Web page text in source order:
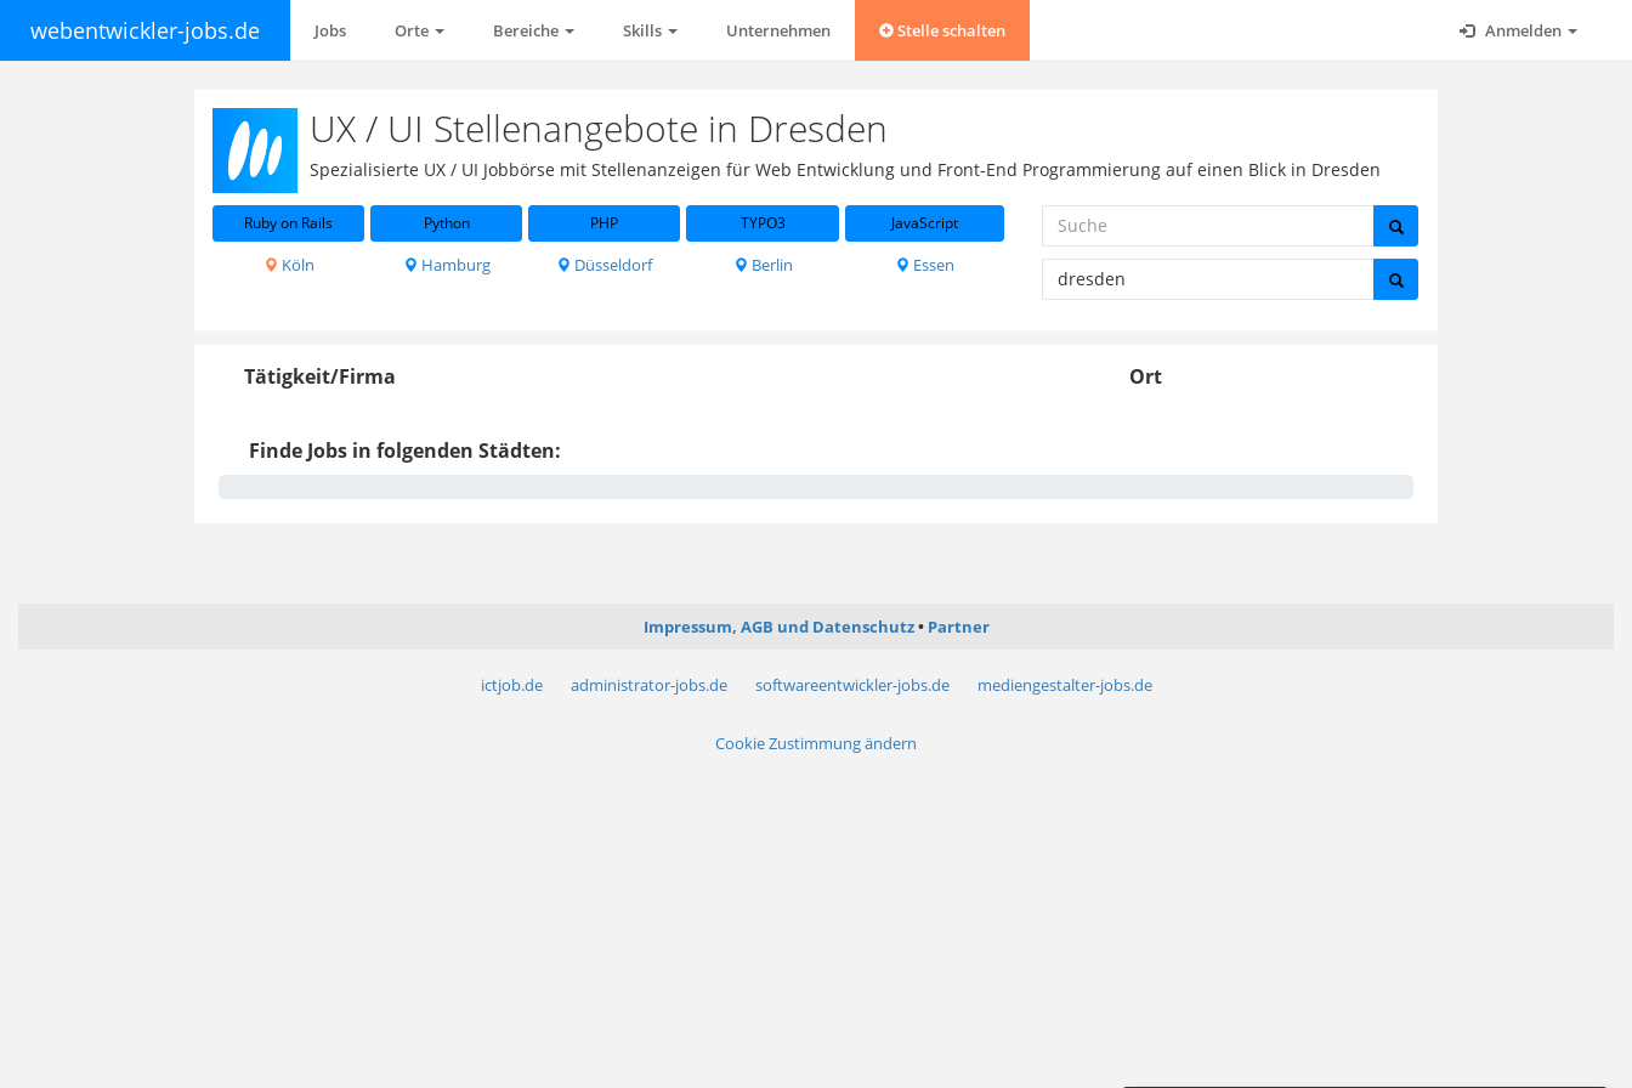
webentwickler-jobs.de Jobs Orte Bereiche Skills Unternehmen Stelle schalten Anmelden
UX / UI Stellenangebote in Dresden
Spezialisierte UX / UI Jobbörse mit Stellenanzeigen für Web Entwicklung und Front-End Programmierung auf einen Blick in Dresden
Ruby on Rails Python PHP TYPO3 JavaScript
Köln Hamburg Düsseldorf Berlin Essen
Tätigkeit/Firma Ort
Finde Jobs in folgenden Städten:
Impressum, AGB und Datenschutz Partner
ictjob.de administrator-jobs.de softwareentwickler-jobs.de mediengestalter-jobs.de
Cookie Zustimmung ändern